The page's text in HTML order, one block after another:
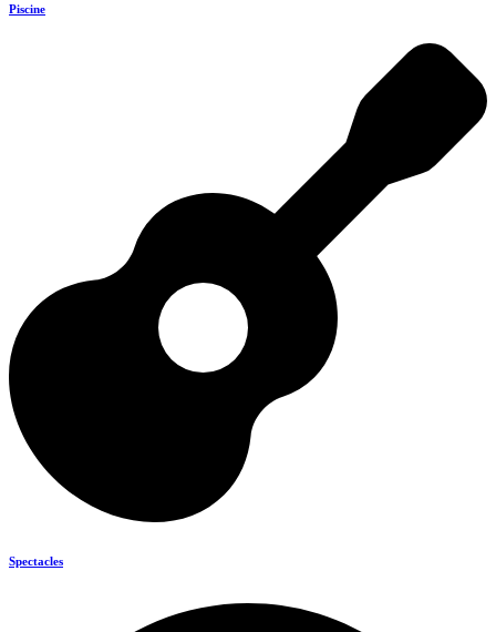
Piscine
Spectacles